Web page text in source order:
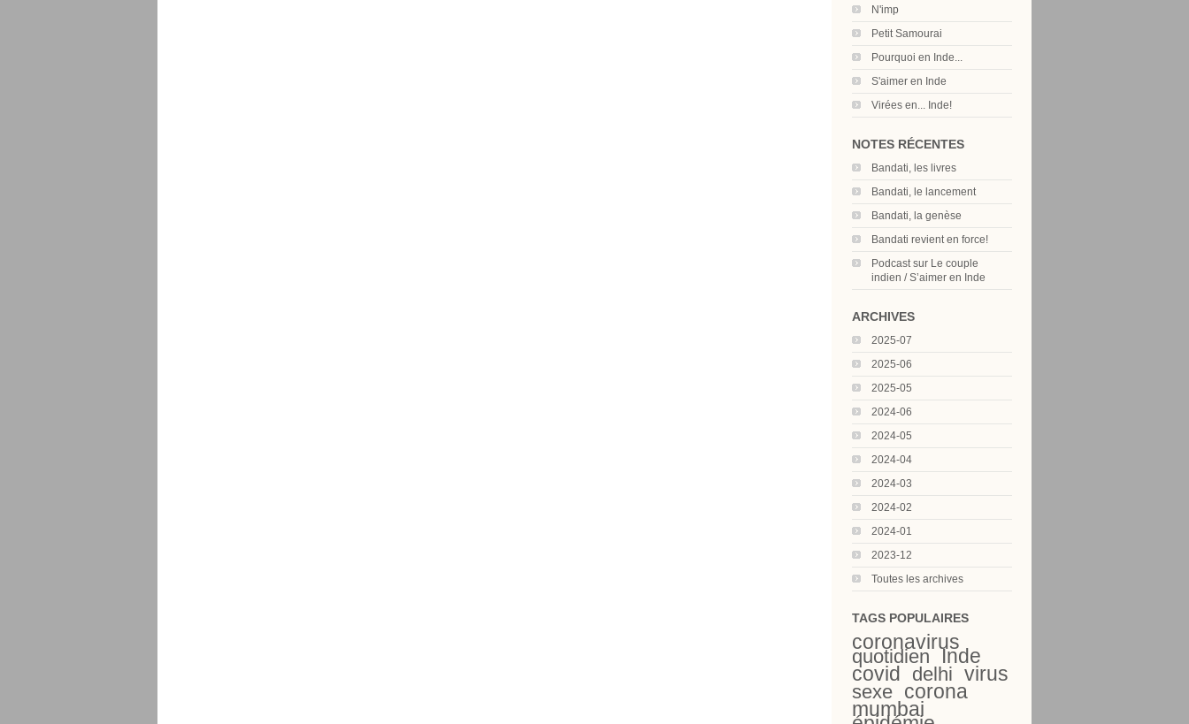
N'imp
Petit Samourai
Pourquoi en Inde...
S'aimer en Inde
Virées en... Inde!
NOTES RÉCENTES
Bandati, les livres
Bandati, le lancement
Bandati, la genèse
Bandati revient en force!
Podcast sur Le couple
indien / S’aimer en Inde
ARCHIVES
2025-07
2025-06
2025-05
2024-06
2024-05
2024-04
2024-03
2024-02
2024-01
2023-12
Toutes les archives
TAGS POPULAIRES
coronavirus
quotidien Inde
covid delhi virus
sexe corona
mumbai